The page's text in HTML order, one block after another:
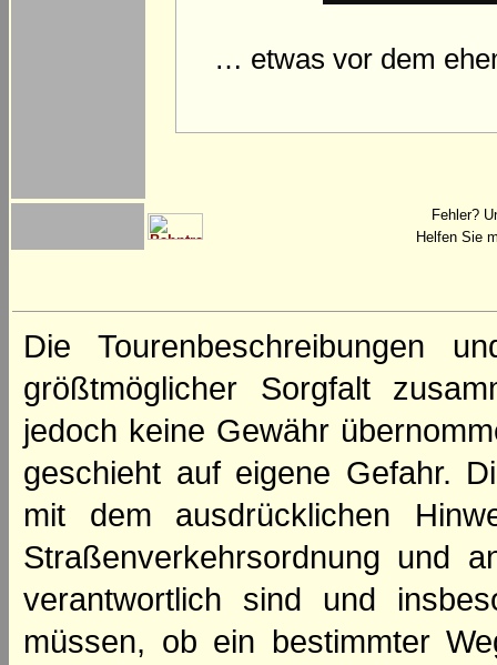
… etwas vor dem
Fehler?
Helfen Sie
Die Tourenbeschreibungen
größtmöglicher Sorgfalt
jedoch keine Gewähr
geschieht auf eigene Gefahr.
mit dem ausdrücklichen
Straßenverkehrsordnung und
verantwortlich sind und
müssen, ob ein bestimmter